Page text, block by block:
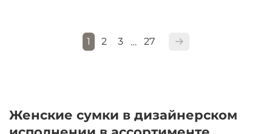
1 2 3 … 27
Женские сумки в дизайнерском